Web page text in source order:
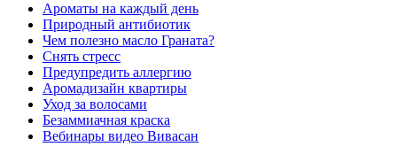
Ароматы на каждый день
Природный антибиотик
Чем полезно масло Граната?
Снять стресс
Предупредить аллергию
Аромадизайн квартиры
Уход за волосами
Безаммиачная краска
Вебинары видео Вивасан